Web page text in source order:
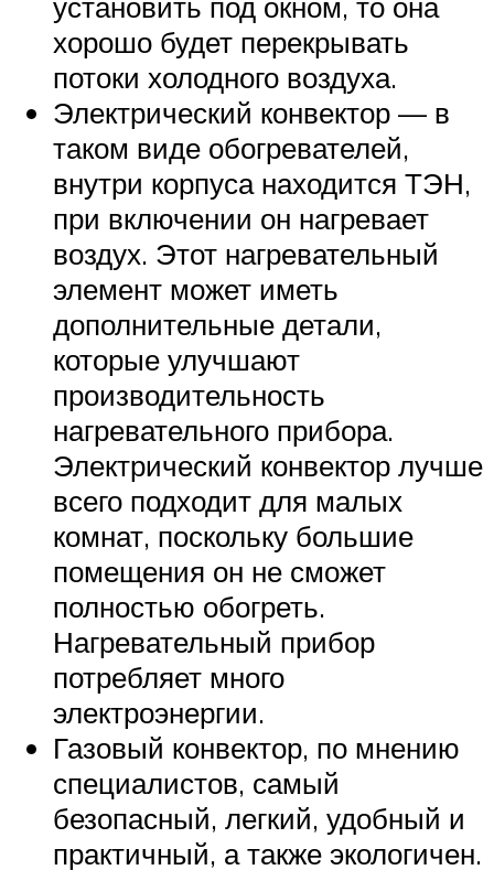
хорошо будет перекрывать
потоки холодного воздуха.
Электрический конвектор — в
таком виде обогревателей,
внутри корпуса находится ТЭН,
при включении он нагревает
воздух. Этот нагревательный
элемент может иметь
дополнительные детали,
которые улучшают
производительность
нагревательного прибора.
Электрический конвектор лучше
всего подходит для малых
комнат, поскольку большие
помещения он не сможет
полностью обогреть.
Нагревательный прибор
потребляет много
электроэнергии.
Газовый конвектор, по мнению
специалистов, самый
безопасный, легкий, удобный и
практичный, а также экологичен.